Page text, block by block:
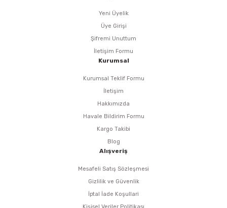
Yeni Üyelik
Üye Girişi
Şifremi Unuttum
İletişim Formu
Kurumsal
Kurumsal Teklif Formu
İletişim
Hakkımızda
Havale Bildirim Formu
Kargo Takibi
Blog
Alışveriş
Mesafeli Satış Sözleşmesi
Gizlilik ve Güvenlik
İptal İade Koşullari